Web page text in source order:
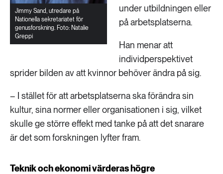
Jimmy Sand, utredare på
Nationella sekretariatet för
genusforskning. Foto: Natalie
Greppi
under utbildningen eller
på arbetsplatserna.
Han menar att
individperspektivet
sprider bilden av att kvinnor behöver ändra på sig.
– I stället för att arbetsplatserna ska förändra sin
kultur, sina normer eller organisationen i sig, vilket
skulle ge större effekt med tanke på att det snarare
är det som forskningen lyfter fram.
Teknik och ekonomi värderas högre